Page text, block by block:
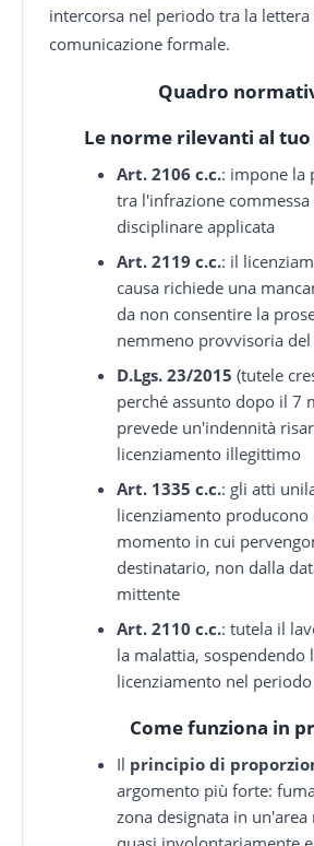
intercorsa nel periodo tra la lettera
comunicazione formale.
Quadro
Le norme rilevanti al tuo
Art. 2106 c.c.: impone la
tra l'infrazione commessa
disciplinare applicata
Art. 2119 c.c.: il
causa richiede una
da non consentire la
nemmeno provvisoria
D.Lgs. 23/2015 (tutele
perché assunto dopo il 7
prevede un'indennità
licenziamento illegittimo
Art. 1335 c.c.: gli atti
licenziamento producono
momento in cui
destinatario, non dalla
mittente
Art. 2110 c.c.: tutela il
la malattia, sospendendo
licenziamento nel
Come funziona in
Il principio di
argomento più forte:
zona designata in